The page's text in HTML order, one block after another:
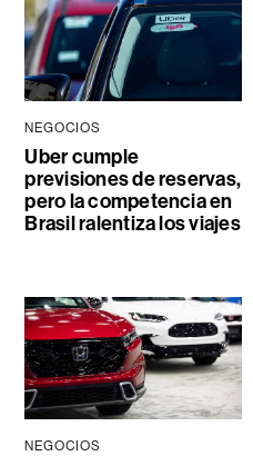
NEGOCIOS
Uber cumple
previsiones de reservas,
pero la competencia en
Brasil ralentiza los viajes
NEGOCIOS